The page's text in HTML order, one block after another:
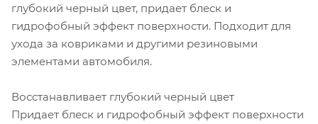
глубокий черный цвет, придает блеск и
гидрофобный эффект поверхности. Подходит для
ухода за ковриками и другими резиновыми
элементами автомобиля.
Восстанавливает глубокий черный цвет
Придает блеск и гидрофобный эффект поверхности